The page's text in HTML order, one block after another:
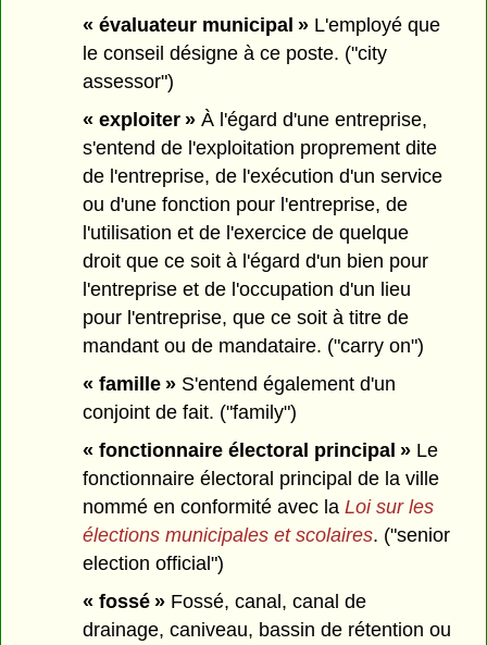
« évaluateur municipal » L'employé que
le conseil désigne à ce poste. ("city
assessor")
« exploiter » À l'égard d'une entreprise,
s'entend de l'exploitation proprement dite
de l'entreprise, de l'exécution d'un service
ou d'une fonction pour l'entreprise, de
l'utilisation et de l'exercice de quelque
droit que ce soit à l'égard d'un bien pour
l'entreprise et de l'occupation d'un lieu
pour l'entreprise, que ce soit à titre de
mandant ou de mandataire. ("carry on")
« famille » S'entend également d'un
conjoint de fait. ("family")
« fonctionnaire électoral principal » Le
fonctionnaire électoral principal de la ville
nommé en conformité avec laLoi sur les
élections municipales et scolaires. ("senior
election official")
« fossé » Fossé, canal, canal de
drainage, caniveau, bassin de rétention ou